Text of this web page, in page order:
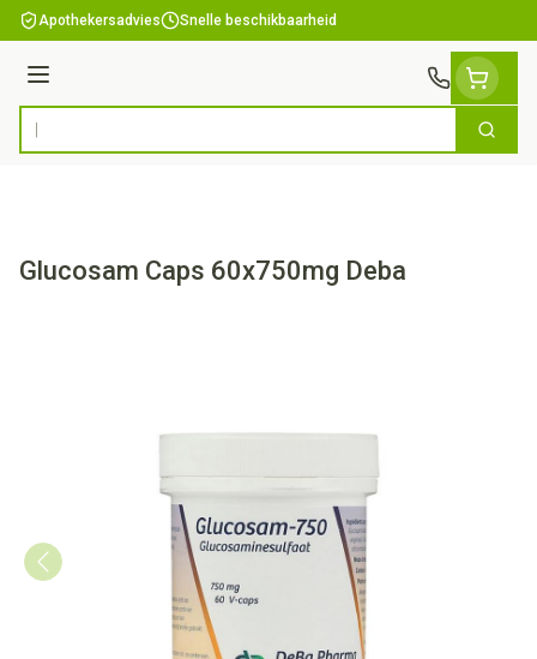
Ga naar de inhoud
Apothekersadvies Snelle beschikbaarheid
Menu
Product, merk, categorie... Zoek
Glucosam Caps 60x750mg Deba